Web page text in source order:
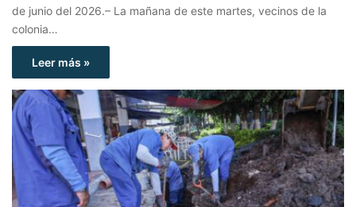
de junio del 2026.– La mañana de este martes, vecinos de la
colonia…
Leer más »